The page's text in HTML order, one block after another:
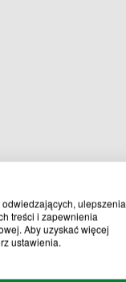
ulepszenia
treści i zapewnienia
Aby uzyskać więcej
ustawienia.